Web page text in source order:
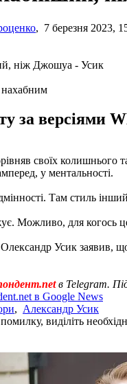
, 7 березня 2023,
за версіями
своїх колишнього
у ментальності.
Там стиль
Можливо, для когось
Усик заявив,
в Telegram.
в Google News
, Александр Усик
виділіть